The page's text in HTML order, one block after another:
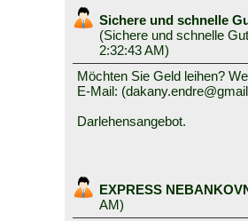
Sichere und schnelle
(Sichere und schnelle
2:32:43 AM)
Möchten Sie Geld leihen?
E-Mail:
Darlehensangebot.
EXPRESS
AM)